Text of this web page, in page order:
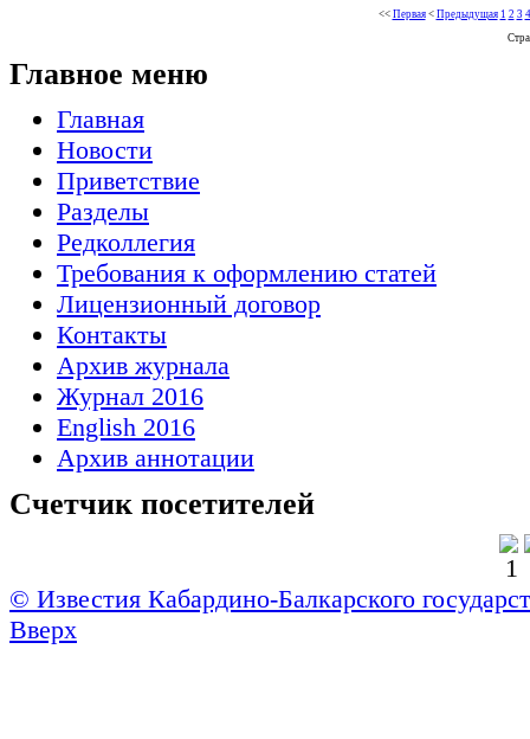
<< Первая< Предыдущая 1 2 3 4
Главное меню
Главная
Новости
Приветствие
Разделы
Редколлегия
Требования к оформлению статей
Лицензионный договор
Контакты
Архив журнала
Журнал 2016
English 2016
Архив аннотации
Счетчик посетителей
© Известия Кабардино-Балкарского
Вверх